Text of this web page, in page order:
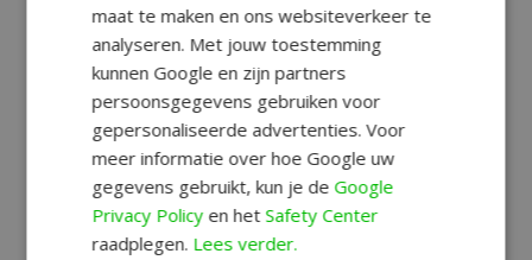
maat te maken en ons websiteverkeer te
analyseren. Met jouw toestemming
kunnen Google en zijn partners
persoonsgegevens gebruiken voor
gepersonaliseerde advertenties. Voor
meer informatie over hoe Google uw
gegevens gebruikt, kun je deGoogle
Privacy Policyen hetSafety Center
raadplegen. Lees verder.